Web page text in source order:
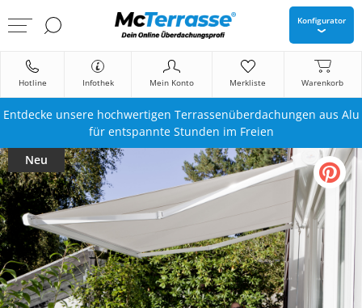
Konfigurator
Hotline Infothek Mein Konto Merkliste Warenkorb
Entdecke unsere hochwertigen Terrassenüberdachungen aus Alu
für entspannte Stunden im Freien
Neu